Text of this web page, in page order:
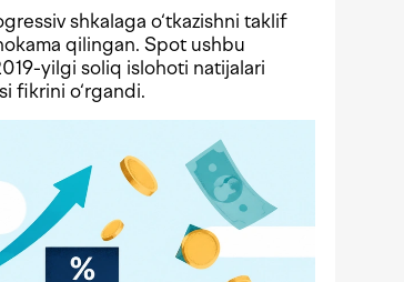
shkalaga o‘tkazishni taklif
qilingan. Spot ushbu
yilgi soliq islohoti natijalari
fikrini o‘rgandi.